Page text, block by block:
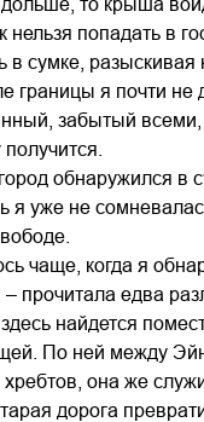
нельзя попадать в
сумке, разыскивая
границы я почти
забытый всеми,
обнаружился в
я уже не
чаще, когда я
прочитала едва
найдется
По ней между
она же
дорога